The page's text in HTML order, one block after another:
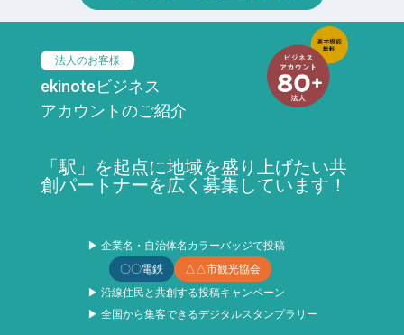
法人のお客様
ekinoteビジネス
アカウントのご紹介
「駅」を起点に地域を盛り上げたい共
創パートナーを広く募集しています！
▶ 企業名・自治体名カラーバッジで投稿
〇〇電鉄
△△市観光協会
▶ 沿線住民と共創する投稿キャンペーン
▶ 全国から集客できるデジタルスタンプラリー